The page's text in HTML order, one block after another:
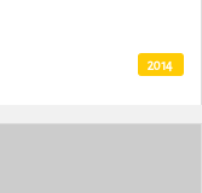
2014